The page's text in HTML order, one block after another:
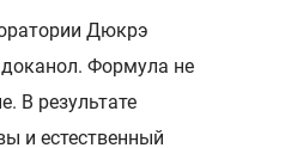
Дюкрэ
Формула не
В результате
и естественный